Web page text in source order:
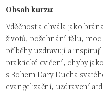
Obsah kurzu:
Vděčnost a chvála jako
životů, požehnání tělu,
příběhy uzdravují a
praktické cvičení, chyby
s Bohem Dary Ducha
evangelizační, uzdravení